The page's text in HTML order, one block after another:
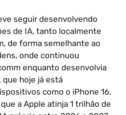
seguir desenvolvendo
de IA, tanto localmente
de forma semelhante ao
onde continuou
enquanto desenvolvia
que hoje já está
como o iPhone 16.
a Apple atinja 1 trilhão de